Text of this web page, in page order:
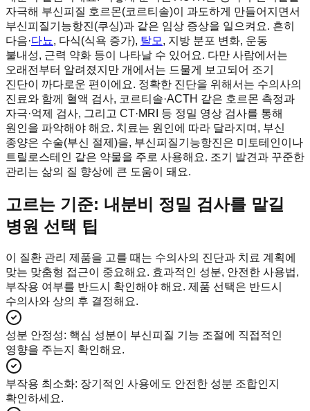
자극해 부신피질 호르몬(코르티솔)이 과도하게 만들어지면서
부신피질기능항진(쿠싱)과 같은 임상 증상을 일으켜요. 흔히
다음·다뇨, 다식(식욕 증가), 탈모 , 지방 분포 변화, 운동
불내성, 근력 약화 등이 나타날 수 있어요. 다만 사람에서는
오래전부터 알려졌지만 개에서는 드물게 보고되어 조기
진단이 까다로운 편이에요. 정확한 진단을 위해서는 수의사의
진료와 함께 혈액 검사, 코르티솔·ACTH 같은 호르몬 측정과
자극·억제 검사, 그리고 CT·MRI 등 정밀 영상 검사를 통해
원인을 파악해야 해요. 치료는 원인에 따라 달라지며, 부신
종양은 수술(부신 절제)을, 부신피질기능항진은 미토테인이나
트릴로스테인 같은 약물을 주로 사용해요. 조기 발견과 꾸준한
관리는 삶의 질 향상에 큰 도움이 돼요.
고르는 기준: 내분비 정밀 검사를 맡길
병원 선택 팁
이 질환 관리 제품을 고를 때는 수의사의 진단과 치료 계획에
맞는 맞춤형 접근이 중요해요. 효과적인 성분, 안전한 사용법,
부작용 여부를 반드시 확인해야 해요. 제품 선택은 반드시
수의사와 상의 후 결정해요.
성분 안정성: 핵심 성분이 부신피질 기능 조절에 직접적인
영향을 주는지 확인해요.
부작용 최소화: 장기적인 사용에도 안전한 성분 조합인지
확인하세요.